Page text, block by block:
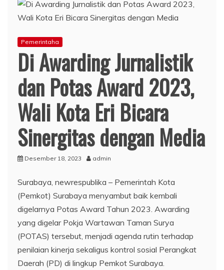
Pemerintaha
Di Awarding Jurnalistik
dan Potas Award 2023,
Wali Kota Eri Bicara
Sinergitas dengan Media
Desember 18, 2023 admin
Surabaya, newrespublika – Pemerintah Kota
(Pemkot) Surabaya menyambut baik kembali
digelarnya Potas Award Tahun 2023. Awarding
yang digelar Pokja Wartawan Taman Surya
(POTAS) tersebut, menjadi agenda rutin terhadap
penilaian kinerja sekaligus kontrol sosial Perangkat
Daerah (PD) di lingkup Pemkot Surabaya.